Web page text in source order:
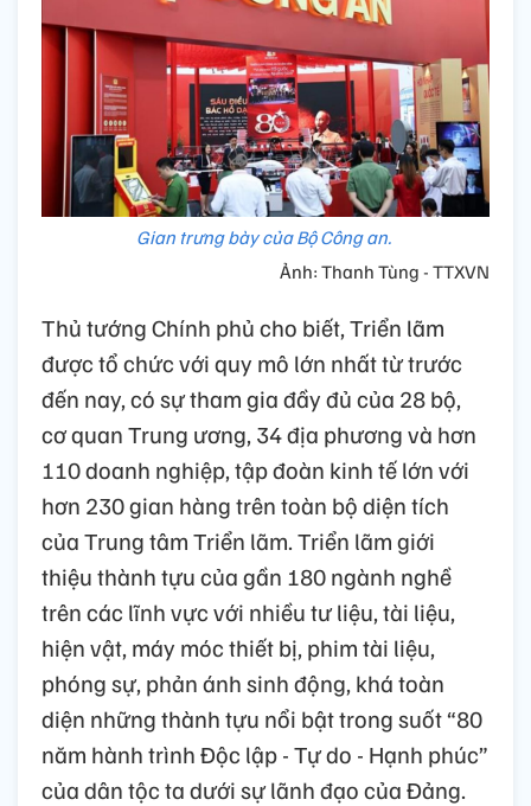
Gian trưng bày của Bộ Công an.
Ảnh: Thanh Tùng - TTXVN
Thủ tướng Chính phủ cho biết, Triển lãm
được tổ chức với quy mô lớn nhất từ trước
đến nay, có sự tham gia đầy đủ của 28 bộ,
cơ quan Trung ương, 34 địa phương và hơn
110 doanh nghiệp, tập đoàn kinh tế lớn với
hơn 230 gian hàng trên toàn bộ diện tích
của Trung tâm Triển lãm. Triển lãm giới
thiệu thành tựu của gần 180 ngành nghề
trên các lĩnh vực với nhiều tư liệu, tài liệu,
hiện vật, máy móc thiết bị, phim tài liệu,
phóng sự, phản ánh sinh động, khá toàn
diện những thành tựu nổi bật trong suốt “80
năm hành trình Độc lập - Tự do - Hạnh phúc”
của dân tộc ta dưới sự lãnh đạo của Đảng.